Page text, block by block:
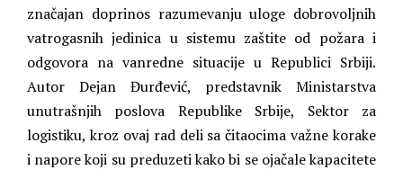
značajan doprinos razumevanju uloge dobrovoljnih
vatrogasnih jedinica u sistemu zaštite od požara i
odgovora na vanredne situacije u Republici Srbiji.
Autor Dejan Đurđević, predstavnik Ministarstva
unutrašnjih poslova Republike Srbije, Sektor za
logistiku, kroz ovaj rad deli sa čitaocima važne korake
i napore koji su preduzeti kako bi se ojačale kapacitete